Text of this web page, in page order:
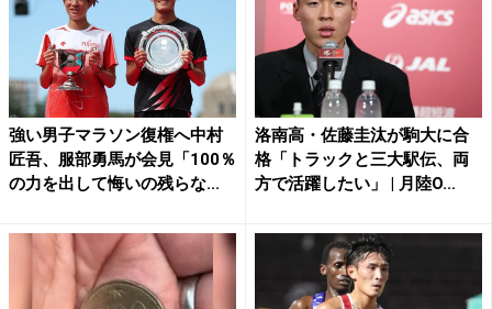
強い男子マラソン復権へ中村
匠吾、服部勇馬が会見「100％
の力を出して悔いの残らな...
洛南高・佐藤圭汰が駒大に合
格「トラックと三大駅伝、両
方で活躍したい」 | 月陸O...